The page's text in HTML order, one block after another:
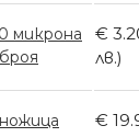
€
лв.)
€